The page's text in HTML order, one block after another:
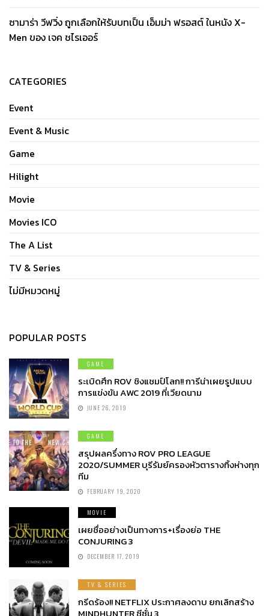
ซามาร่า วีฟวิ่ง ถูกเลือกให้รับบทเป็น เอ็มม่า ฟรอสต์ ในหนัง X-
Men ของ เจค ชไรเออร์
CATEGORIES
Event
Event & Music
Game
Hilight
Movie
Movies ICO
The A List
TV & Series
ไม่มีหมวดหมู่
POPULAR POSTS
GAME
ระเบิดศึก ROV ชิงแชมป์โลก!! การีน่าเผยรูปแบบ
การแข่งขัน AWC 2019 ที่เวียดนาม
JUNE 26, 2019
GAME
สรุปผลครึ่งทาง ROV PRO LEAGUE
2020/SUMMER บุรีรัมย์ครองหัวตารางทิ้งห่างทุก
ทีม
FEBRUARY 19, 2020
MOVIE
เผยชื่ออย่างเป็นทางการ+เรื่องย่อ THE
CONJURING 3
DECEMBER 17, 2019
TV & SERIES
กรีดร้อง!! NETFLIX ประกาศลงดาบ ยกเลิกสร้าง
MINDHUNTER ซีซั่น 3